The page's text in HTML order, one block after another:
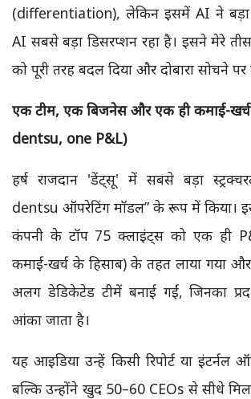
(differentiation), लेकिन इसमें AI ने बड़ा
AI सबसे बड़ा डिसरप्शन रहा है। इसने मेरे
को पूरी तरह बदल दिया और दोबारा सोचने
एक टीम, एक बिजनेस और एक ही कमाई-खर्च
dentsu, one P&L)
हर्ष राजदान 'डेंट्सू' में सबसे बड़ा
dentsu ऑपरेटिंग मॉडल” के रूप में किया।
कंपनी के टॉप 75 क्लाइंट्स को एक ही
कमाई-खर्च के हिसाब) के तहत लाया गया
अलग डेडिकेटेड टीमें बनाई गईं, जिनका
आंका जाता है।
यह आइडिया उन्हें किसी रिपोर्ट याइंटर्नल
बल्कि उन्होंने खुद 50–60 CEOs से सीधे